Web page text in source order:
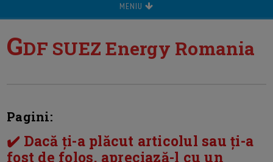
MENIU
GDF SUEZ Energy Romania
Pagini:
✔️ Dacă ți-a plăcut articolul sau ți-a
fost de folos, apreciază-l cu un